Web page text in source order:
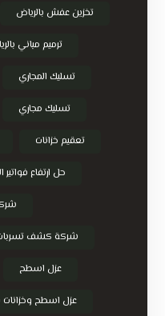
تخزين عفش بالرياض
ترميم مباني
تسليك المجاري
تسليك مجاري
تعقيم خزانات
حل ارتفاع فواتير
شركة كشف تسربات
عزل اسطح
عزل اسطح وخزانات